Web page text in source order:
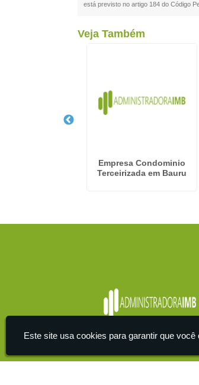
está previsto no artigo 184 do Código
Veja Também
Empresa Condominio
Terceirizada em Bauru
Este site usa cookies para garantir que você